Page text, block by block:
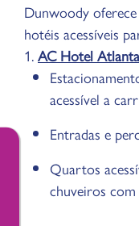
Dunwoody
hotéis acessíveis
1.AC Hotel
acessível a
Entradas e
Quartos
chuveiros com